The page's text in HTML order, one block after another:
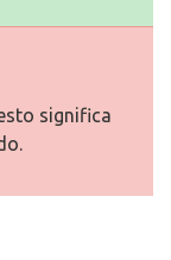
significa